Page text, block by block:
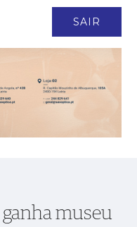
SAIR
800 anos de barro e
museu